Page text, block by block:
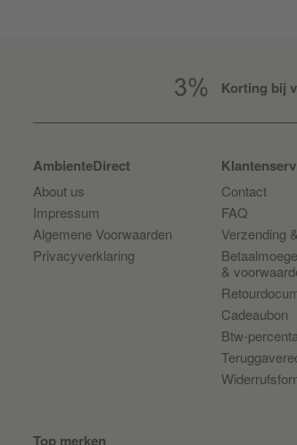
Korting bij
AmbienteDirect
About us
Impressum
Algemene Voorwaarden
Privacyverklaring
Contact
FAQ
Verzending
&
Cadeaubon
Btw-
Top merken